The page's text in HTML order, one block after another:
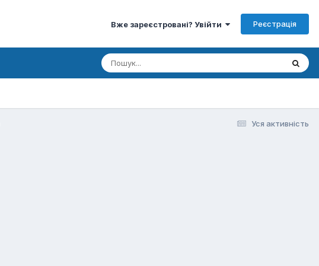
Вже зареєстровані? Увійти Реєстрація
Уся активність